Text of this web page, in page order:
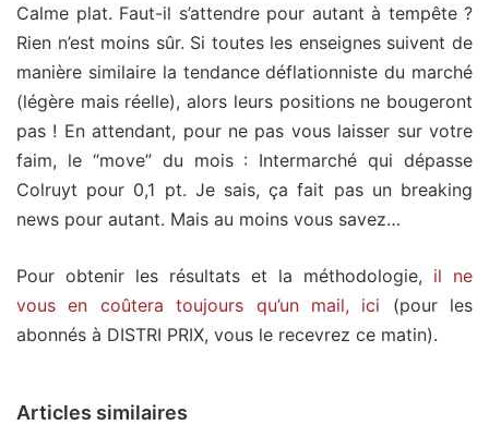
Calme plat. Faut-il s’attendre pour autant à tempête ?
Rien n’est moins sûr. Si toutes les enseignes suivent de
manière similaire la tendance déflationniste du marché
(légère mais réelle), alors leurs positions ne bougeront
pas ! En attendant, pour ne pas vous laisser sur votre
faim, le “move” du mois : Intermarché qui dépasse
Colruyt pour 0,1 pt. Je sais, ça fait pas un breaking
news pour autant. Mais au moins vous savez…
Pour obtenir les résultats et la méthodologie, il ne
vous en coûtera toujours qu’un mail, ici (pour les
abonnés à DISTRI PRIX, vous le recevrez ce matin).
Articles similaires